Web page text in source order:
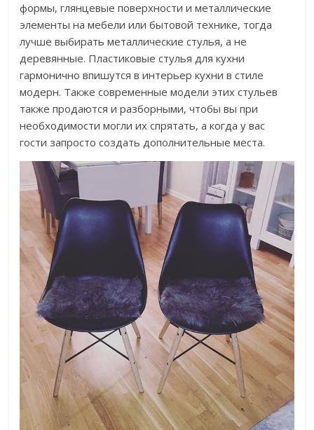
формы, глянцевые поверхности и металлические
элементы на мебели или бытовой технике, тогда
лучше выбирать металлические стулья, а не
деревянные. Пластиковые стулья для кухни
гармонично впишутся в интерьер кухни в стиле
модерн. Также современные модели этих стульев
также продаются и разборными, чтобы вы при
необходимости могли их спрятать, а когда у вас
гости запросто создать дополнительные места.